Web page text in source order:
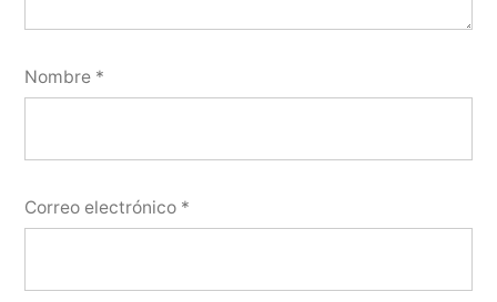
Nombre *
Correo electrónico *